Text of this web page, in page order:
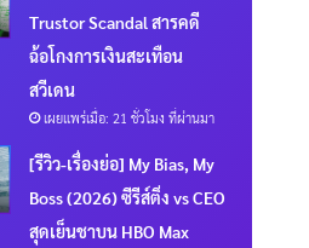
Trustor Scandal สารคดี
ฉ้อโกงการเงินสะเทือน
สวีเดน
เผยแพร่เมื่อ: 21 ชั่วโมง ที่ผ่านมา
[รีวิว-เรื่องย่อ] My Bias, My
Boss (2026) ซีรีส์ติ่ง vs CEO
สุดเย็นชาบน HBO Max